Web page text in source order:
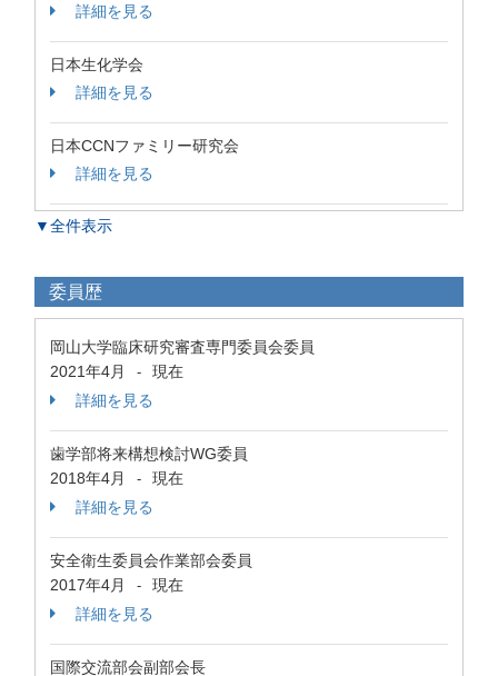
詳細を見る
日本生化学会
詳細を見る
日本CCNファミリー研究会
詳細を見る
▼全件表示
委員歴
岡山大学臨床研究審査専門委員会委員
2021年4月
-
現在
詳細を見る
歯学部将来構想検討WG委員
2018年4月
-
現在
詳細を見る
安全衛生委員会作業部会委員
2017年4月
-
現在
詳細を見る
国際交流部会副部会長